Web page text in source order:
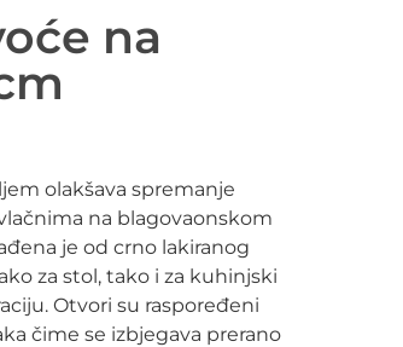
na
olakšava spremanje
na blagovaonskom
je od crno lakiranog
za stol, tako i za kuhinjski
Otvori su raspoređeni
čime se izbjegava prerano